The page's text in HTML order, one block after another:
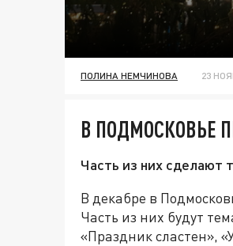
ПОЛИНА НЕМЧИНОВА 23
В ПОДМОСКОВЬЕ
Часть из них сделают
В декабре в
Часть из них будут
«Праздник сластен»,